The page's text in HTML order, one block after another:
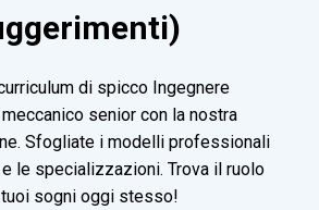
di spicco Ingegnere
senior con la nostra
Sfogliate i modelli professionali
le specializzazioni. Trova il ruolo
sogni oggi stesso!